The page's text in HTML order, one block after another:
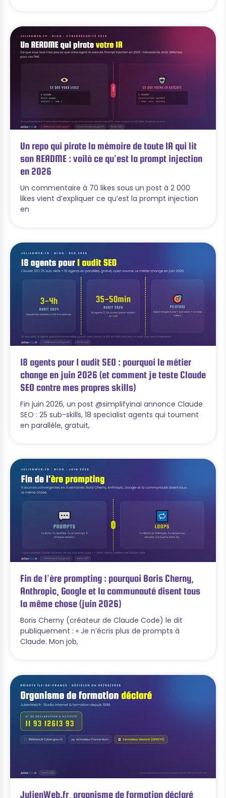
Un repo qui pirate la mémoire de toute IA qui lit
son README : voilà ce qu’est la prompt injection
en 2026
Un commentaire à 70 likes sous un post à 2 000
likes vient d’expliquer ce qu’est la prompt injection
en
18 agents pour 1 audit SEO : pourquoi le métier
change en juin 2026 (et comment je teste Claude
SEO contre mes propres skills)
Fin juin 2026, un post @simplifyinai annonce Claude
SEO : 25 sub-skills, 18 specialist agents qui tournent
en parallèle, gratuit,
Fin de l’ère prompting : pourquoi Boris Cherny,
Anthropic, Google et la communauté disent tous
la même chose (juin 2026)
Boris Cherny (créateur de Claude Code) le dit
publiquement : « Je n’écris plus de prompts à
Claude. Mon job,
JulienWeb.fr, organisme de formation déclaré